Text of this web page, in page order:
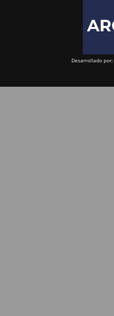
Desarrollado por: